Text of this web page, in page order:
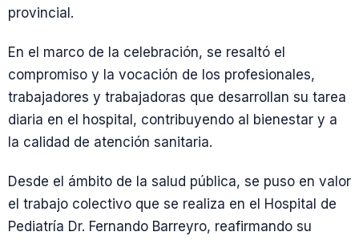
provincial.
En el marco de la celebración, se resaltó el
compromiso y la vocación de los profesionales,
trabajadores y trabajadoras que desarrollan su tarea
diaria en el hospital, contribuyendo al bienestar y a
la calidad de atención sanitaria.
Desde el ámbito de la salud pública, se puso en valor
el trabajo colectivo que se realiza en el Hospital de
Pediatría Dr. Fernando Barreyro, reafirmando su